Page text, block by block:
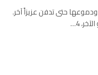
حتى تدفن عزيزاً آخر.
4…